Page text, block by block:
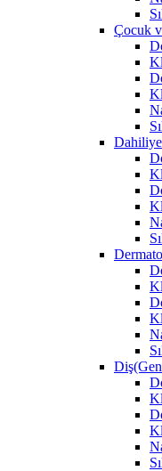
Çocuk
Dahiliye